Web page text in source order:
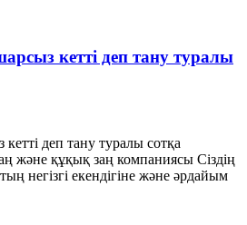
кетті деп тану туралы
деп тану туралы сотқа
және құқық заң компаниясы Сіздің
негізгі екендігіне және әрдайым